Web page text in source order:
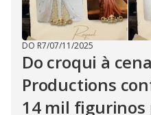
DO R7/07/11/2025
Do croqui à
Productions
14 mil figurinos